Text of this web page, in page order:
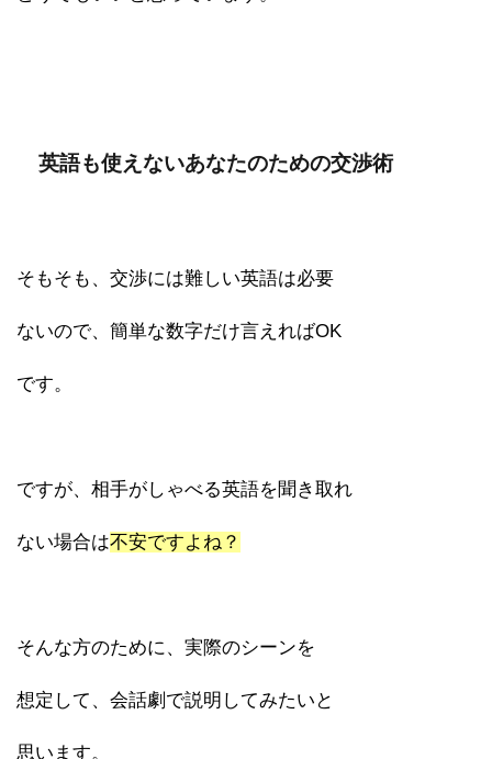
英語も使えないあなたのための交渉術
そもそも、交渉には難しい英語は必要
ないので、簡単な数字だけ言えればOK
です。
ですが、相手がしゃべる英語を聞き取れ
ない場合は不安ですよね？
そんな方のために、実際のシーンを
想定して、会話劇で説明してみたいと
思います。